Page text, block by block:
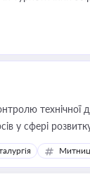
технічної
у сфері